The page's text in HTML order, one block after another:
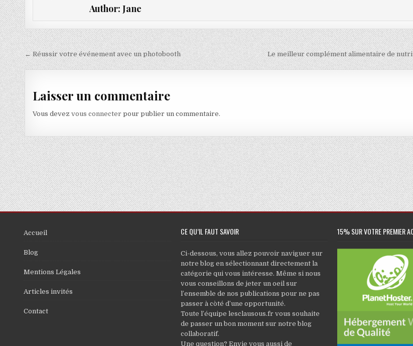
Author: Jane
Navigation de l’article
← Réussir votre événement avec un photobooth Le meilleur complément alimentaire de
Laisser un commentaire
Vous devezvous connecter pour publier un commentaire.
Accueil
Blog
Mentions Légales
Articles invités
Contact
CE QU’IL FAUT SAVOIR
Ci-dessous, vous allez pouvoir naviguer sur
notre blog en sélectionnant directement la
catégorie qui vous intéresse. Même si nous
vous conseillons de jeter un oeil sur
l’ensemble de nos publications pour ne pas
passer à còté d’une opportunité.
Toute l’équipe lesclausous.fr vous souhaite
de passer un bon moment sur notre blog
collaboratif.
Une question? Envie vous aussi de
15% SUR VOTRE PREMIER